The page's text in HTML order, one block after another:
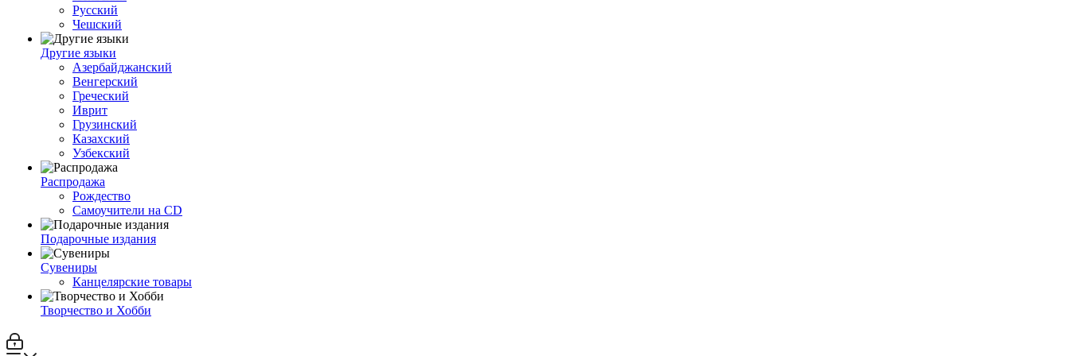
Русский
Чешский
Другие языки
Азербайджанский
Венгерский
Греческий
Иврит
Грузинский
Казахский
Узбекский
Распродажа
Рождество
Самоучители на CD
Подарочные издания
Сувениры
Канцелярские товары
Творчество и Хобби